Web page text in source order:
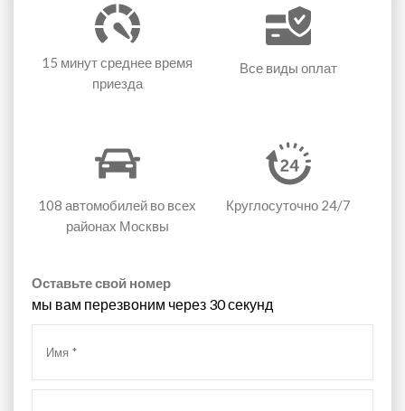
15 минутсреднее время
приезда
Все виды оплат
108 автомобилей во всех
районах Москвы
Круглосуточно 24/7
Оставьте свой номер
мы вам перезвоним через 30 секунд